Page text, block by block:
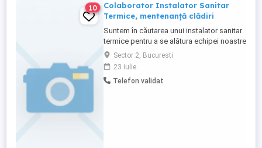
10
Colaborator Instalator Sanitar
Termice, mentenanță clădiri
Suntem în căutarea unui instalator sanitar
termice pentru a se alătura echipei noastre
în București și Ilfov. Dacă aveți cunoștințe
în domeniul instalațiilor și doriți să
colaborati cu societatea noastra pentru a
executa lucrari specifice la cladirile din
Sector 2, Bucuresti
23 iulie
Telefon validat